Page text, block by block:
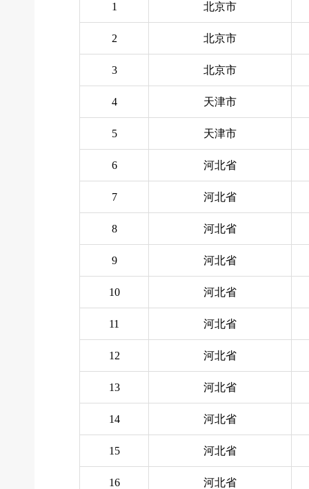
1 北京市
2 北京市
3 北京市
4 天津市
5 天津市
6 河北省
7 河北省
8 河北省
9 河北省
10 河北省
11 河北省
12 河北省
13 河北省
14 河北省
15 河北省
16 河北省